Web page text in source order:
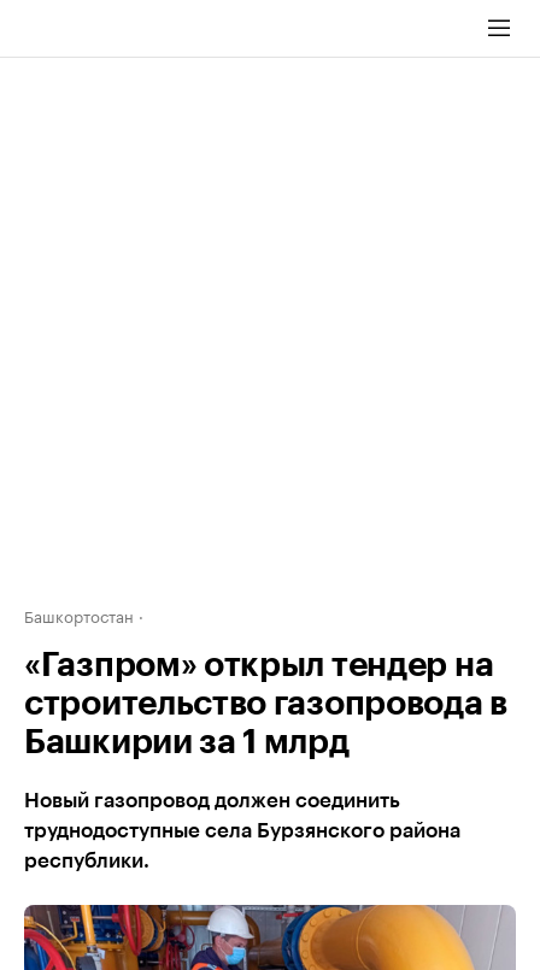
Башкортостан
«Газпром» открыл тендер на
строительство газопровода в
Башкирии за 1 млрд
Новый газопровод должен соединить
труднодоступные села Бурзянского района
республики.